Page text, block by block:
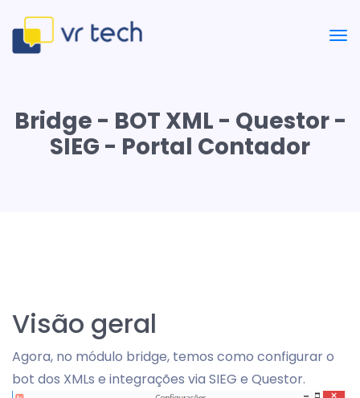
Bridge - BOT XML - Questor -
SIEG - Portal Contador
Visão geral
Agora, no módulo bridge, temos como configurar o
bot dos XMLs e integrações via SIEG e Questor.